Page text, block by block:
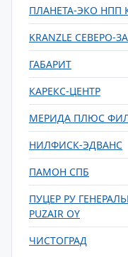
ПЛАНЕТА-ЭКО НПП
KRANZLE
ГАБАРИТ
КАРЕКС-ЦЕНТР
МЕРИДА ПЛЮС
НИЛФИСК-ЭДВАНС
ПАМОН СПБ
ПУЦЕР РУ
PUZAIR OY
ЧИСТОГРАД